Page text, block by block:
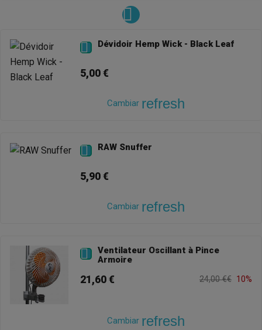
 Dévidoir Hemp Wick - Black Leaf
5,00 €
Cambiar refresh
 RAW Snuffer
5,90 €
Cambiar refresh

Ventilateur Oscillant à Pince
Armoire
21,60 € 24,00 €€ 10%
Cambiar refresh